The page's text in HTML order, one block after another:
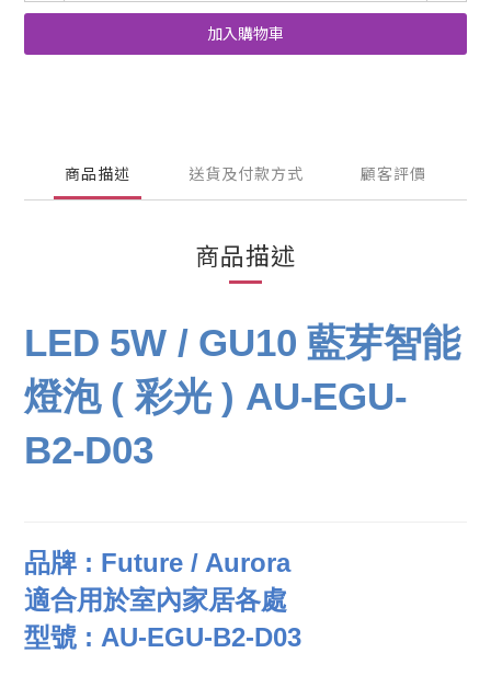
加入購物車
商品描述 送貨及付款方式 顧客評價
商品描述
LED 5W / GU10 藍芽智能
燈泡 ( 彩光 ) AU-EGU-
B2-D03
品牌 : Future / Aurora
適合用於室內家居各處
型號 : AU-EGU-B2-D03